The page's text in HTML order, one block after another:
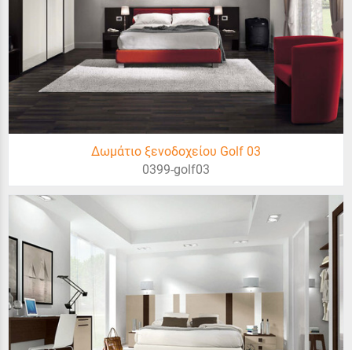
Δωμάτιο ξενοδοχείου Golf 03
0399-golf03